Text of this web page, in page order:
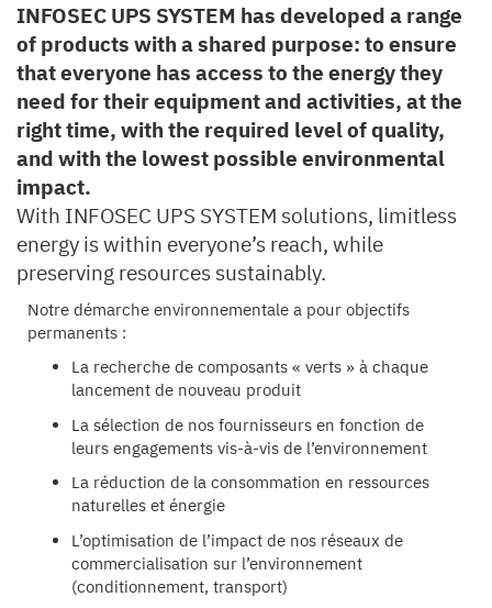
INFOSEC UPS SYSTEM has developed a range
of products with a shared purpose: to ensure
that everyone has access to the energy they
need for their equipment and activities, at the
right time, with the required level of quality,
and with the lowest possible environmental
impact.
With INFOSEC UPS SYSTEM solutions, limitless
energy is within everyone’s reach, while
preserving resources sustainably.
Notre démarche environnementale a pour objectifs
permanents :
La recherche de composants « verts » à chaque
lancement de nouveau produit
La sélection de nos fournisseurs en fonction de
leurs engagements vis-à-vis de l’environnement
La réduction de la consommation en ressources
naturelles et énergie
L’optimisation de l’impact de nos réseaux de
commercialisation sur l’environnement
(conditionnement, transport)